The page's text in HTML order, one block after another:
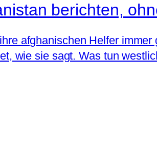
berichten,
afghanischen Helfer
wie sie sagt. Was tun